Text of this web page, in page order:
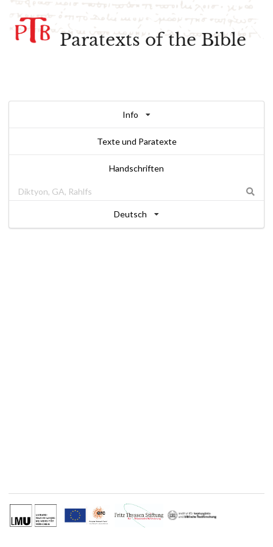
Paratexts of the Bible
Info
Texte und Paratexte
Handschriften
Deutsch